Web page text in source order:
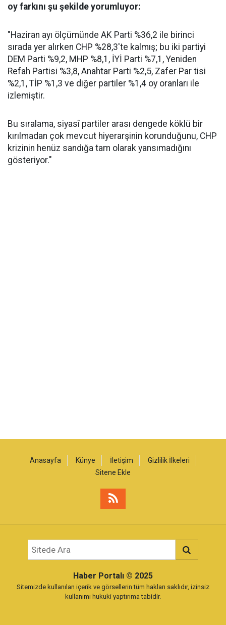
oy farkını şu şekilde yorumluyor:
"Haziran ayı ölçümünde AK Parti %36,2 ile birinci
sırada yer alırken CHP %28,3'te kalmış; bu iki partiyi
DEM Parti %9,2, MHP %8,1, İYİ Parti %7,1, Yeniden
Refah Partisi %3,8, Anahtar Parti %2,5, Zafer Par tisi
%2,1, TİP %1,3 ve diğer partiler %1,4 oy oranları ile
izlemiştir.
Bu sıralama, siyasî partiler arası dengede köklü bir
kırılmadan çok mevcut hiyerarşinin korunduğunu, CHP
krizinin henüz sandığa tam olarak yansımadığını
gösteriyor."
Anasayfa Künye İletişim
Gizlilik İlkeleri
Sitene Ekle
Haber Portalı © 2025
Sitemizde kullanılan içerik ve görsellerin tüm hakları saklıdır, izinsiz
kullanımı hukuki yaptırıma tabidir.